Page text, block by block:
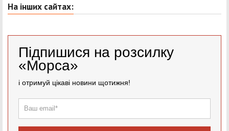
На інших сайтах:
Підпишися на розсилку
«Морса»
і отримуй цікаві новини щотижня!